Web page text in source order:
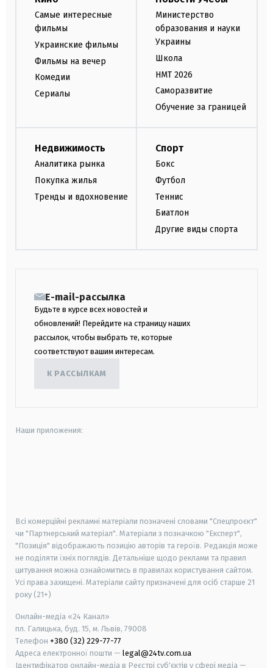
Самые интересные
фильмы
Украинские фильмы
Фильмы на вечер
Комедии
Сериалы
Министерство
образования и науки
Украины
Школа
НМТ 2026
Саморазвитие
Обучение за границей
Недвижимость
Аналитика рынка
Покупка жилья
Тренды и вдохновение
Спорт
Бокс
Футбол
Теннис
Биатлон
Другие виды спорта
E-mail-рассылка
Будьте в курсе всех новостей и
обновлений! Перейдите на страницу наших
рассылок, чтобы выбрать те, которые
соответствуют вашим интересам.
К РАССЫЛКАМ
Наши приложения:
Всі комерційні рекламні матеріали позначені словами "Спецпроєкт"
чи "Партнерський матеріал". Матеріали з позначкою "Експерт",
"Позиція" відображають позицію авторів та героїв. Редакція може
не поділяти їхніх поглядів. Детальніше щодо реклами та правил
цитування можна ознайомитись в правилах користування сайтом.
Усі права захищені. Матеріали сайту призначені для осіб старше 21
року (21+)
Онлайн-медіа «24 Канал»
пл. Галицька, буд. 15, м. Львів, 79008
Телефон +380 (32) 229-77-77
Адреса електронної пошти — legal@24tv.com.ua
Ідентифікатор онлайн-медіа в Реєстрі суб'єктів у сфері медіа —